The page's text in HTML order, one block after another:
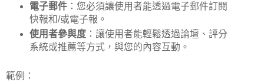
電子郵件：您必須讓使用者能透過電子郵件訂閱
快報和/或電子報。
使用者參與度：讓使用者能輕鬆透過論壇、評分
系統或推薦等方式，與您的內容互動。
範例：